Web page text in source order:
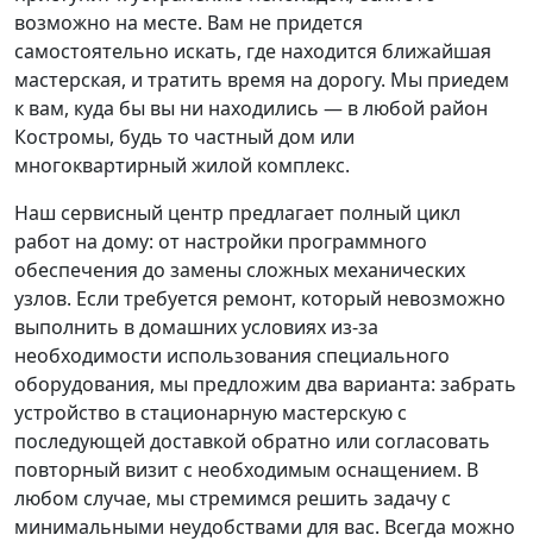
возможно на месте. Вам не придется
самостоятельно искать, где находится ближайшая
мастерская, и тратить время на дорогу. Мы приедем
к вам, куда бы вы ни находились — в любой район
Костромы, будь то частный дом или
многоквартирный жилой комплекс.
Наш сервисный центр предлагает полный цикл
работ на дому: от настройки программного
обеспечения до замены сложных механических
узлов. Если требуется ремонт, который невозможно
выполнить в домашних условиях из-за
необходимости использования специального
оборудования, мы предложим два варианта: забрать
устройство в стационарную мастерскую с
последующей доставкой обратно или согласовать
повторный визит с необходимым оснащением. В
любом случае, мы стремимся решить задачу с
минимальными неудобствами для вас. Всегда можно